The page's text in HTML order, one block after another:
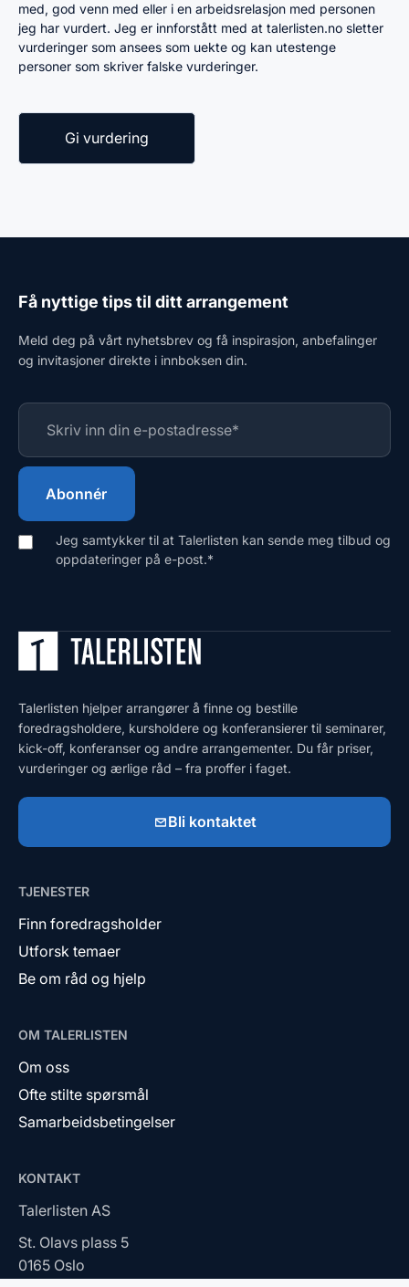
med, god venn med eller i en arbeidsrelasjon med personen
jeg har vurdert. Jeg er innforstått med at talerlisten.no sletter
vurderinger som ansees som uekte og kan utestenge
personer som skriver falske vurderinger.
Få nyttige tips til ditt arrangement
Meld deg på vårt nyhetsbrev og få inspirasjon, anbefalinger
og invitasjoner direkte i innboksen din.
Jeg samtykker til at Talerlisten kan sende meg tilbud og
oppdateringer på e-post.*
Talerlisten hjelper arrangører å finne og bestille
foredragsholdere, kursholdere og konferansierer til seminarer,
kick-off, konferanser og andre arrangementer. Du får priser,
vurderinger og ærlige råd – fra proffer i faget.
Bli kontaktet
TJENESTER
Finn foredragsholder
Utforsk temaer
Be om råd og hjelp
OM TALERLISTEN
Om oss
Ofte stilte spørsmål
Samarbeidsbetingelser
KONTAKT
Talerlisten AS
St. Olavs plass 5
0165 Oslo